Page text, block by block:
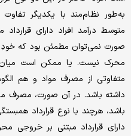
به‌طور نظام‌مند با یکدیگر تفاوت
متوسط درآمد افراد دارای
صورت نمی‌توان مطمئن بود که
محرک نیست. یا ممکن است
متفاوتی از مصرف مواد و هم
داشته باشد. در آن صورت، مصرف
باشد، هرچند با نوع قرارداد
دارای قرارداد مبتنی بر